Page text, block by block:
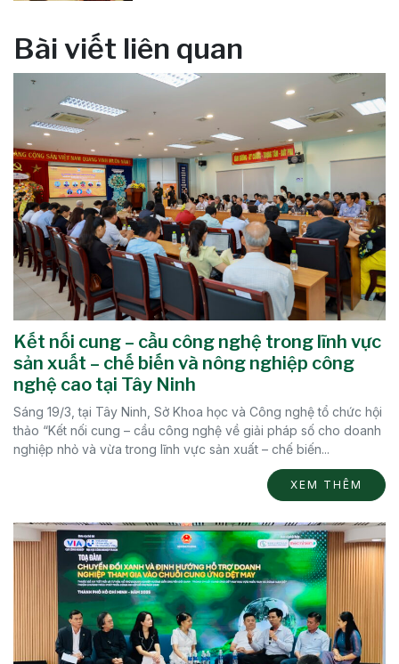
Bài viết liên quan
Kết nối cung – cầu công nghệ trong lĩnh vực
sản xuất – chế biến và nông nghiệp công
nghệ cao tại Tây Ninh
Sáng 19/3, tại Tây Ninh, Sở Khoa học và Công nghệ tổ chức hội
thảo “Kết nối cung – cầu công nghệ về giải pháp số cho doanh
nghiệp nhỏ và vừa trong lĩnh vực sản xuất – chế biến...
XEM THÊM